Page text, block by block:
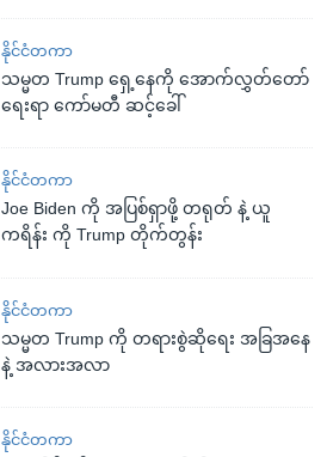
နိုင်ငံတကာ
သမ္မတ Trump ရှေ့နေကို အောက်လွှတ်တော်
ရေးရာ ကော်မတီ ဆင့်ခေါ်
နိုင်ငံတကာ
Joe Biden ကို အပြစ်ရှာဖို့ တရုတ် နဲ့ ယူ
ကရိန်း ကို Trump တိုက်တွန်း
နိုင်ငံတကာ
သမ္မတ Trump ကို တရားစွဲဆိုရေး အခြအနေ
နဲ့ အလားအလာ
နိုင်ငံတကာ